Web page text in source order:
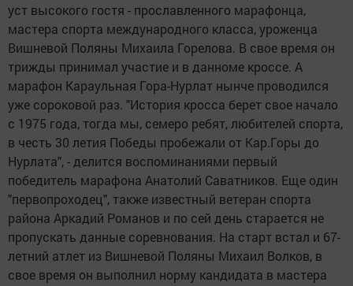
уст высокого гостя - прославленного марафонца,
мастера спорта международного класса, уроженца
Вишневой Поляны Михаила Горелова. В свое время он
трижды принимал участие и в данноме кроссе. А
марафон Караульная Гора-Нурлат нынче проводился
уже сороковой раз. "История кросса берет свое начало
с 1975 года, тогда мы, семеро ребят, любителей спорта,
в честь 30 летия Победы пробежали от Кар.Горы до
Нурлата", - делится воспоминаниями первый
победитель марафона Анатолий Саватников. Еще один
"первопроходец", также известный ветеран спорта
района Аркадий Романов и по сей день старается не
пропускать данные соревнования. На старт встал и 67-
летний атлет из Вишневой Поляны Михаил Волков, в
свое время он выполнил норму кандидата в мастера